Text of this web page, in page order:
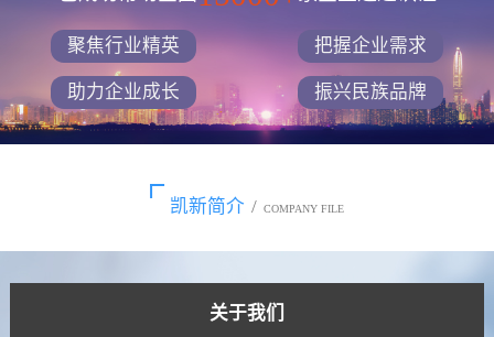
聚焦行业精英 把握企业需求
助力企业成长 振兴民族品牌
凯新简介 / COMPANY FILE
关于我们